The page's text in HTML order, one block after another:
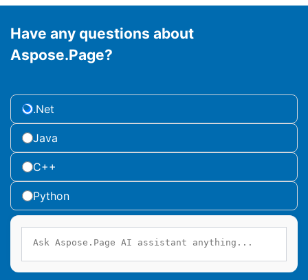
Have any questions about
Aspose.Page?
.Net
Java
C++
Python